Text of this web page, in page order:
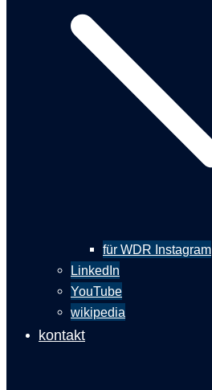
für WDR Instagram
LinkedIn
YouTube
wikipedia
kontakt